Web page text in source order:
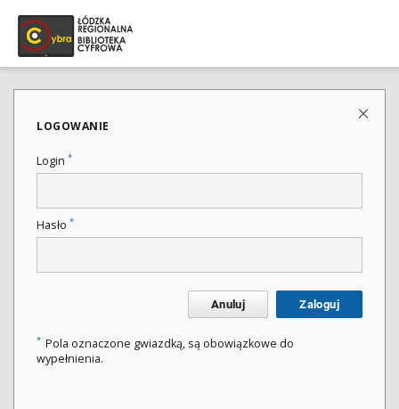
LOGOWANIE
Login *
Hasło *
Anuluj Zaloguj
* Pola oznaczone gwiazdką, są obowiązkowe do
wypełnienia.